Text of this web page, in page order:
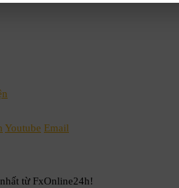
Youtube Email
từ FxOnline24h!